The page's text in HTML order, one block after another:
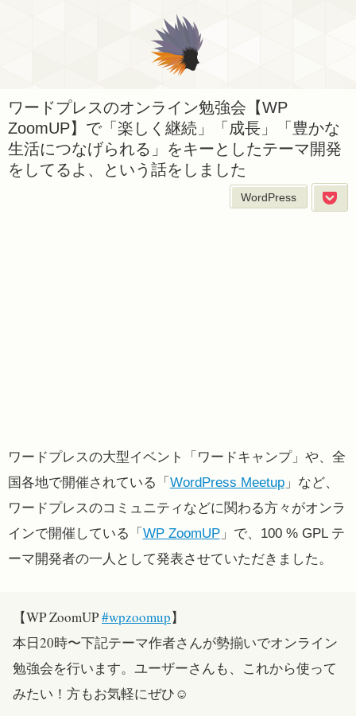
ワードプレスのオンライン勉強会【WP
ZoomUP】で「楽しく継続」「成長」「豊かな
生活につなげられる」をキーとしたテーマ開発
をしてるよ、という話をしました
WordPress
ワードプレスの大型イベント「ワードキャンプ」や、全
国各地で開催されている「 WordPress Meetup」など、
ワードプレスのコミュニティなどに関わる方々がオンラ
インで開催している「 WP ZoomUP」で、100 % GPL テ
ーマ開発者の一人として発表させていただきました。
【WP ZoomUP#wpzoomup】
本日20時〜下記テーマ作者さんが勢揃いでオンライン
勉強会を行います。ユーザーさんも、これから使って
みたい！方もお気軽にぜひ☺️